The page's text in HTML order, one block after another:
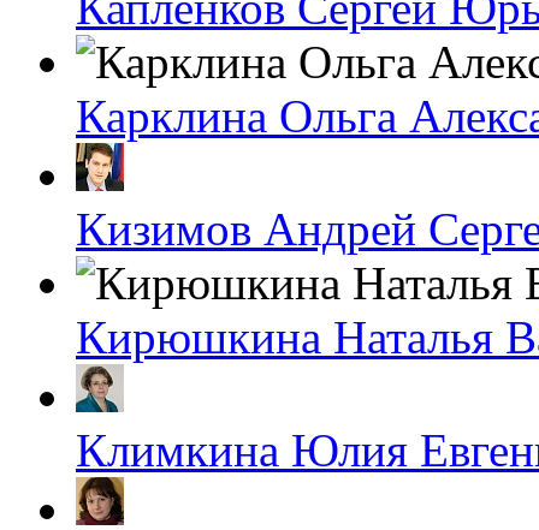
Карклина Ольга
Кизимов Андрей
Кирюшкина Наталья
Климкина Юлия